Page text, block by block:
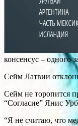
консенсус – одного
Сейм Латвии
Сейм не торопится
“Согласие” Янис
“Я не считаю, что